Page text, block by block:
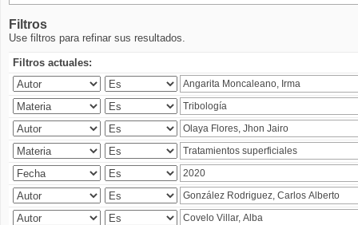
Filtros
Use filtros para refinar sus resultados.
Filtros actuales: